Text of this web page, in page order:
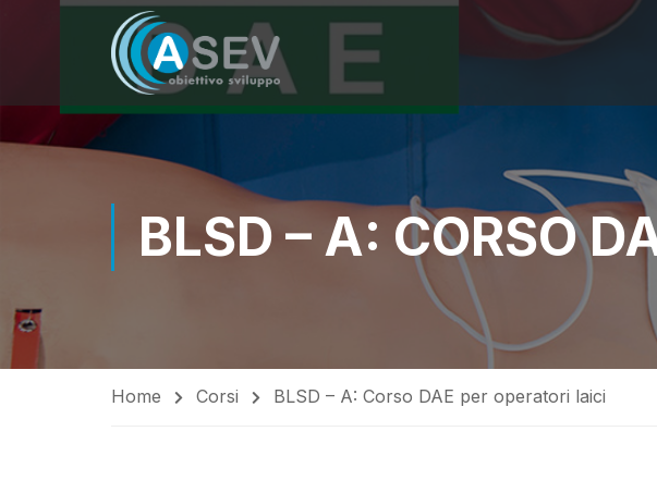
BLSD – A: CORSO
Home Corsi BLSD – A: Corso DAE per operatori laici